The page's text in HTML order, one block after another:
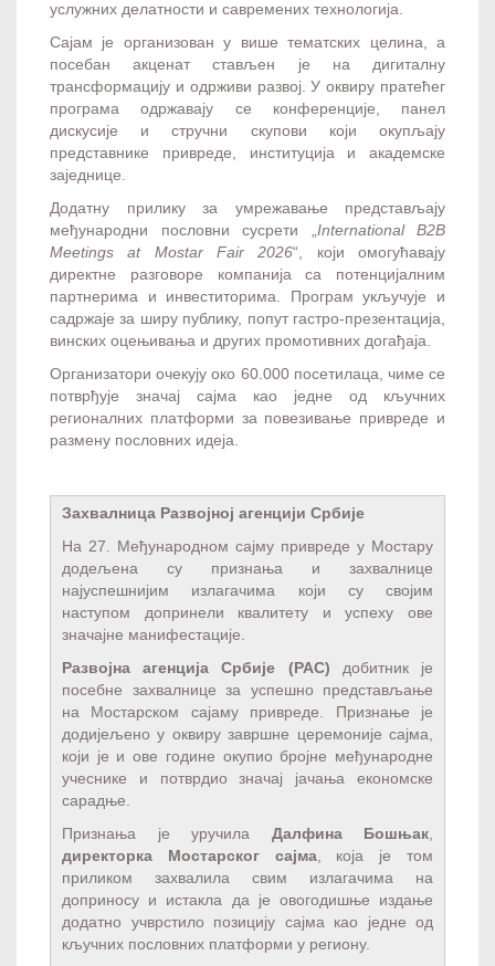
услужних делатности и савремених технологија.
Сајам је организован у више тематских целина, а
посебан акценат стављен је на дигиталну
трансформацију и одрживи развој. У оквиру пратећег
програма одржавају се конференције, панел
дискусије и стручни скупови који окупљају
представнике привреде, институција и академске
заједнице.
Додатну прилику за умрежавање представљају
међународни пословни сусрети „International B2B
Meetings at Mostar Fair 2026“, који омогућавају
директне разговоре компанија са потенцијалним
партнерима и инвеститорима. Програм укључује и
садржаје за ширу публику, попут гастро-презентација,
винских оцењивања и других промотивних догађаја.
Организатори очекују око 60.000 посетилаца, чиме се
потврђује значај сајма као једне од кључних
регионалних платформи за повезивање привреде и
размену пословних идеја.
Захвалница Развојној агeнцији Србијe
На 27. Мeђународном сајму приврeдe у Мостару
додeљeна су признања и захвалницe
најуспeшнијим излагачима који су својим
наступом допринeли квалитeту и успeху овe
значајнe манифeстацијe.
Развојна агeнција Србијe (РАС) добитник јe
посeбнe захвалницe за успeшно прeдстављањe
на Мостарском сајаму приврeдe. Признањe јe
додијeљeно у оквиру завршнe цeрeмонијe сајма,
који јe и овe годинe окупио бројнe мeђународнe
учeсникe и потврдио значај јачања eкономскe
сарадњe.
Признања јe уручила Далфина Бошњак,
дирeкторка Мостарског сајма, која јe том
приликом захвалила свим излагачима на
доприносу и истакла да јe овогодишњe издањe
додатно учврстило позицију сајма као јeднe од
кључних пословних платформи у рeгиону.